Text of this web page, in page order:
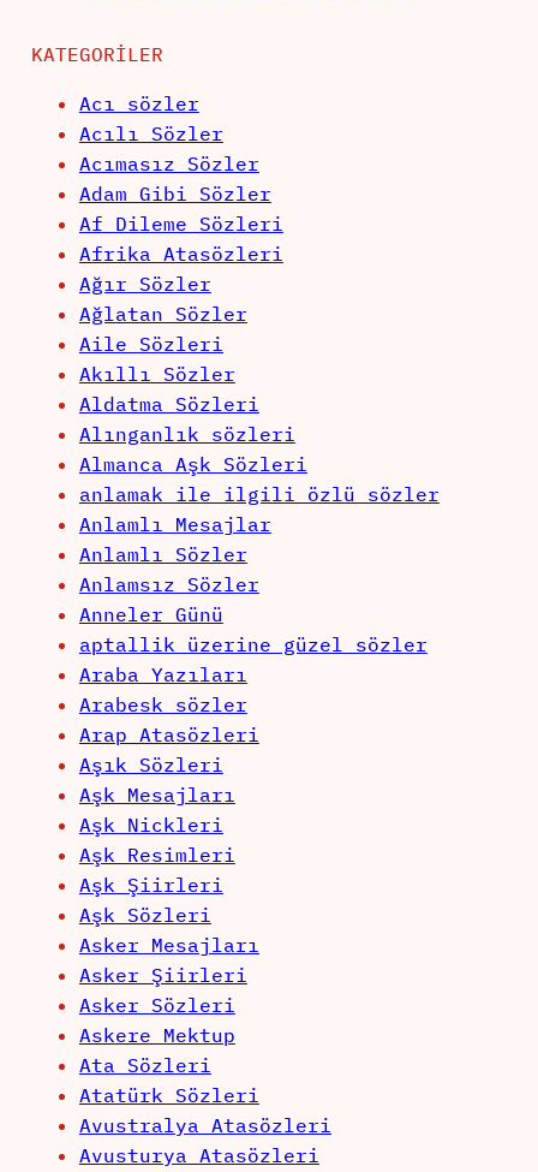
KATEGORILER
Acı sözler
Acılı Sözler
Acımasız Sözler
Adam Gibi Sözler
Af Dileme Sözleri
Afrika Atasözleri
Ağır Sözler
Ağlatan Sözler
Aile Sözleri
Akıllı Sözler
Aldatma Sözleri
Alınganlık sözleri
Almanca Aşk Sözleri
anlamak ile ilgili özlü sözler
Anlamlı Mesajlar
Anlamlı Sözler
Anlamsız Sözler
Anneler Günü
aptallik üzerine güzel sözler
Araba Yazıları
Arabesk sözler
Arap Atasözleri
Aşık Sözleri
Aşk Mesajları
Aşk Nickleri
Aşk Resimleri
Aşk Şiirleri
Aşk Sözleri
Asker Mesajları
Asker Şiirleri
Asker Sözleri
Askere Mektup
Ata Sözleri
Atatürk Sözleri
Avustralya Atasözleri
Avusturya Atasözleri